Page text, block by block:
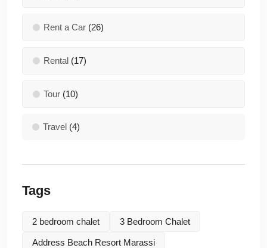
Rent a Car (26)
Rental (17)
Tour (10)
Travel (4)
Tags
2 bedroom chalet 3 Bedroom Chalet
Address Beach Resort Marassi